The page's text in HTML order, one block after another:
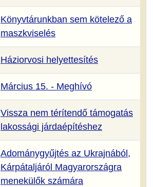
Könyvtárunkban sem kötelező a
maszkviselés
Háziorvosi helyettesítés
Március 15. - Meghívó
Vissza nem térítendő támogatás
lakossági járdaépítéshez
Adománygyűjtés az Ukrajnából,
Kárpátaljáról Magyarországra
menekülők számára